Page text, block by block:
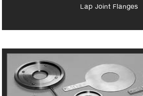
Lap Joint Flanges